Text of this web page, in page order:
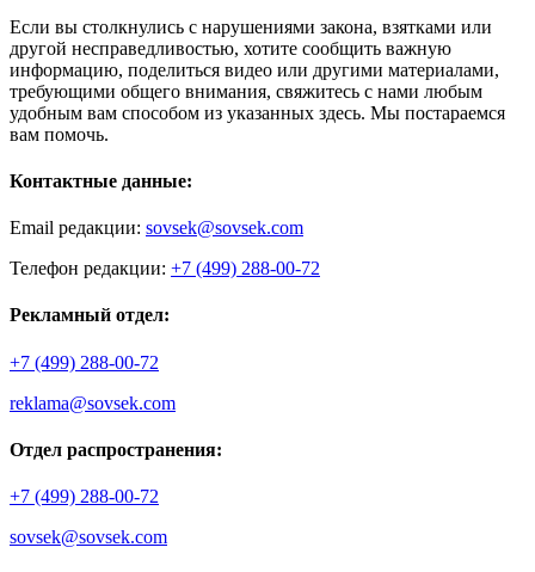
Если вы столкнулись с нарушениями закона, взятками или
другой несправедливостью, хотите сообщить важную
информацию, поделиться видео или другими материалами,
требующими общего внимания, свяжитесь с нами любым
удобным вам способом из указанных здесь. Мы постараемся
вам помочь.
Контактные данные:
Email редакции: sovsek@sovsek.com
Телефон редакции: +7 (499) 288-00-72
Рекламный отдел:
+7 (499) 288-00-72
reklama@sovsek.com
Отдел распространения:
+7 (499) 288-00-72
sovsek@sovsek.com